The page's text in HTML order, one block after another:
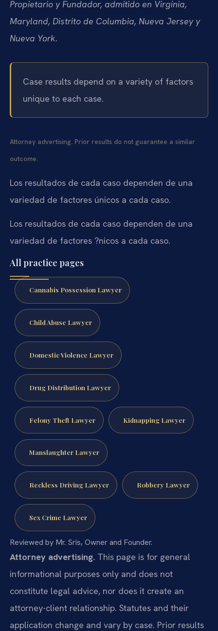
Propietario y Fundador, admitido en Virginia,
Maryland, Distrito de Columbia, Nueva Jersey y
Nueva York.
Case results depend on a variety of factors
unique to each case.
Attorney advertising. Prior results do not guarantee a similar
outcome.
Los resultados de cada caso dependen de una
variedad de factores únicos a cada caso.
Los resultados de cada caso dependen de una
variedad de factores ?nicos a cada caso.
All practice pages
Cannabis Possession Lawyer
Child Abuse Lawyer
Domestic Violence Lawyer
Drug Distribution Lawyer
Felony Theft Lawyer Kidnapping Lawyer
Manslaughter Lawyer
Reckless Driving Lawyer Robbery Lawyer
Sex Crime Lawyer
Reviewed by Mr. Sris, Owner and Founder.
Attorney advertising. This page is for general
informational purposes only and does not
constitute legal advice, nor does it create an
attorney-client relationship. Statutes and their
application change and vary by case. Prior results